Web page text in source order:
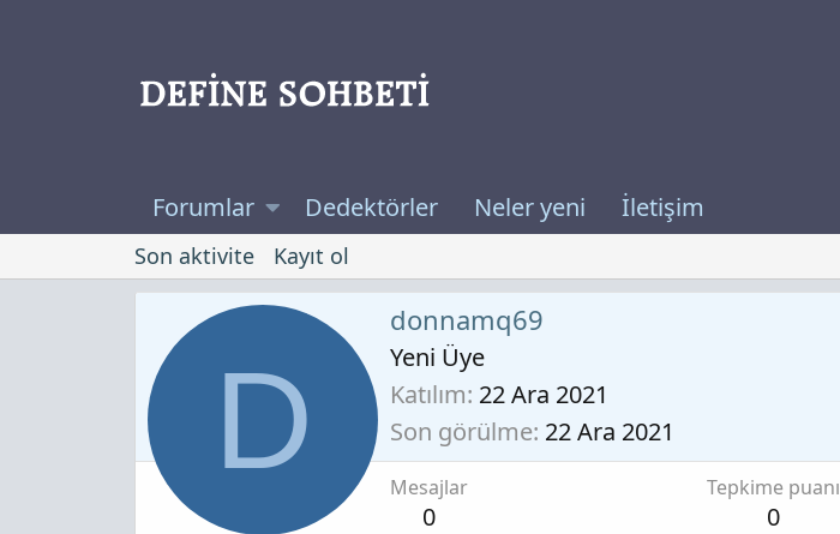
Forumlar Dedektörler Neler yeni İletişim
Son aktivite Kayıt ol
D
donnamq69
Yeni Üye
Katılım 22 Ara 2021
Son görülme 22 Ara 2021
Mesajlar
0
Tepkime puanı
0